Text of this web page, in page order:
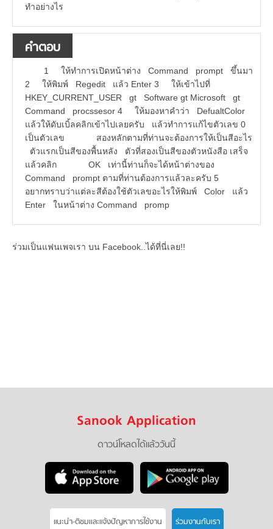
ทำอย่างไร
คำตอบ
1 ให้ทำการเปิดหน้าต่าง Command prompt ขึ้นมา
2 ให้พิมพ์ Regedit แล้ว Enter 3 ให้เข้าไปที่
HKEY_CURRENT_USER gt Software gt Microsoft gt
Command procssesor 4 ให้มองหาคำว่า DefualtColor
แล้วให้ดับเบิ้ลคลิกเข้าไปเลยครับ แล้วทำการแก้ไขตัวเลข 0
เป็นตัวเลข สองหลักตามที่ท่านจะต้องการให้เป็นสีอะไร
ตัวแรกเป็นสีของพื้นหลัง ตัวที่สองเป็นสีของตัวหนังสือ เสร็จ
แล้วคลิก OK เท่านี้ท่านก็จะได้หน้าต่างของ
Command prompt ตามที่ท่านต้องการแล้วละครับ 5
อยากทราบว่าแต่ละสีต้องใช้ตัวเลขอะไรให้พิมพ์ Color แล้ว
Enter ในหน้าต่าง Command promp
ร่วมเป็นแฟนเพจเรา บน Facebook..ได้ที่นี่เลย!!
Sanook Application
ดาวน์โหลดได้แล้ววันนี้
แนะนำ-ติชมเเละแจ้งปัญหาการใช้งาน ร่วมงานกับเรา